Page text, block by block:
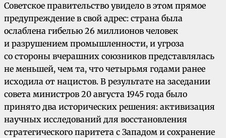
Советское правительство увидело в этом прямое
предупреждение в свой адрес: страна была
ослаблена гибелью 26 миллионов человек
и разрушением промышленности, и угроза
со стороны вчерашних союзников представлялась
не меньшей, чем та, что четырьмя годами ранее
исходила от нацистов. В результате на заседании
совета министров 20 августа 1945 года было
принято два исторических решения: активизация
научных исследований для восстановления
стратегического паритета с Западом и сохранение